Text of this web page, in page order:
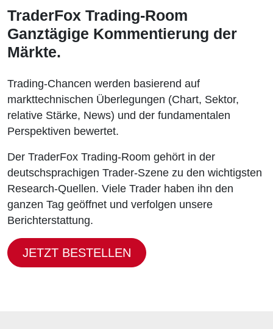
TraderFox Trading-Room
Ganztägige Kommentierung der
Märkte.
Trading-Chancen werden basierend auf
markttechnischen Überlegungen (Chart, Sektor,
relative Stärke, News) und der fundamentalen
Perspektiven bewertet.
Der TraderFox Trading-Room gehört in der
deutschsprachigen Trader-Szene zu den wichtigsten
Research-Quellen. Viele Trader haben ihn den
ganzen Tag geöffnet und verfolgen unsere
Berichterstattung.
JETZT BESTELLEN